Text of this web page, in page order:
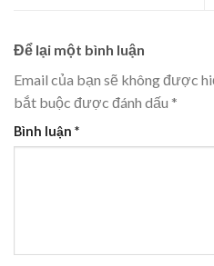
Để lại một bình luận
Email của bạn sẽ không được
bắt buộc được đánh dấu *
Bình luận *